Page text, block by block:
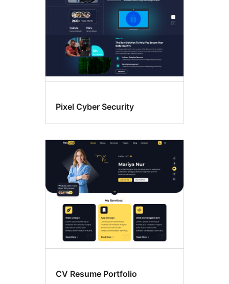
Pixel Cyber Security
CV Resume Portfolio